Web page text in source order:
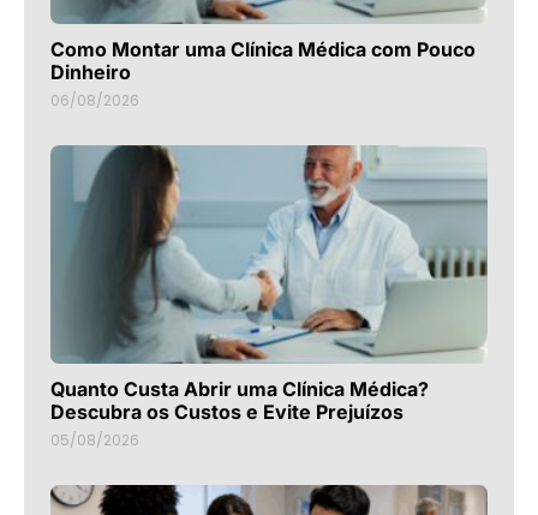
Como Montar uma Clínica Médica com Pouco
Dinheiro
06/08/2026
Quanto Custa Abrir uma Clínica Médica?
Descubra os Custos e Evite Prejuízos
05/08/2026